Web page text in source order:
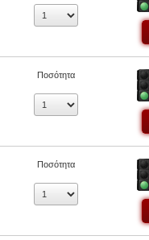
Ποσότητα
Ποσότητα